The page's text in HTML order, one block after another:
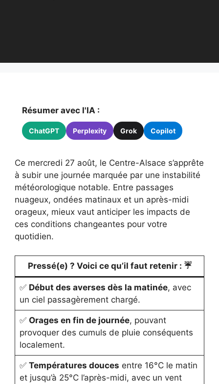
Résumer avec l'IA :
ChatGPT Perplexity Grok Copilot
Ce mercredi 27 août, le Centre-Alsace s’apprête
à subir une journée marquée par une instabilité
météorologique notable. Entre passages
nuageux, ondées matinaux et un après-midi
orageux, mieux vaut anticiper les impacts de
ces conditions changeantes pour votre
quotidien.
Pressé(e) ? Voici ce qu’il faut retenir : ☔
✅ Début des averses dès la matinée, avec
un ciel passagèrement chargé.
✅ Orages en fin de journée, pouvant
provoquer des cumuls de pluie conséquents
localement.
✅ Températures douces entre 16°C le matin
et jusqu’à 25°C l’après-midi, avec un vent